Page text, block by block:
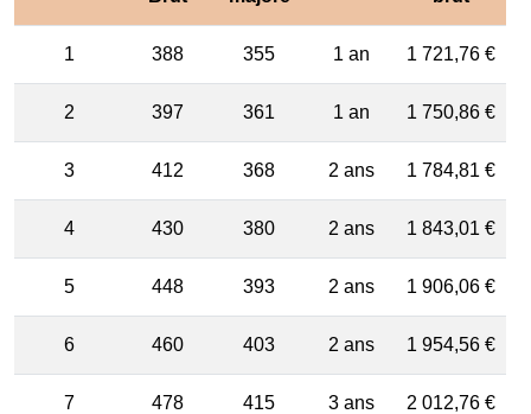
1 388 355 1 an 1 721,76 €
2 397 361 1 an 1 750,86 €
3 412 368 2 ans 1 784,81 €
4 430 380 2 ans 1 843,01 €
5 448 393 2 ans 1 906,06 €
6 460 403 2 ans 1 954,56 €
7 478 415 3 ans 2 012,76 €